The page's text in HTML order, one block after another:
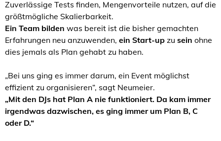
Zuverlässige Tests finden, Mengenvorteile nutzen, auf die
größtmögliche Skalierbarkeit.
Ein Team bilden was bereit ist die bisher gemachten
Erfahrungen neu anzuwenden, ein Start-up zu sein ohne
dies jemals als Plan gehabt zu haben.
„Bei uns ging es immer darum, ein Event möglichst
effizient zu organisieren“, sagt Neumeier.
„Mit den DJs hat Plan A nie funktioniert. Da kam immer
irgendwas dazwischen, es ging immer um Plan B, C
oder D.“